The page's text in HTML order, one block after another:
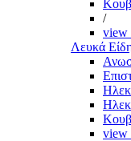
/
view
Λευκά
view